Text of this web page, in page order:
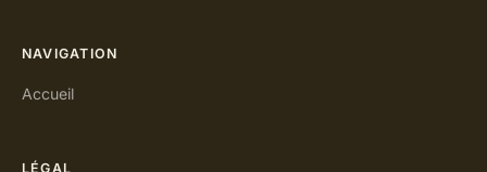
NAVIGATION
Accueil
LÉGAL